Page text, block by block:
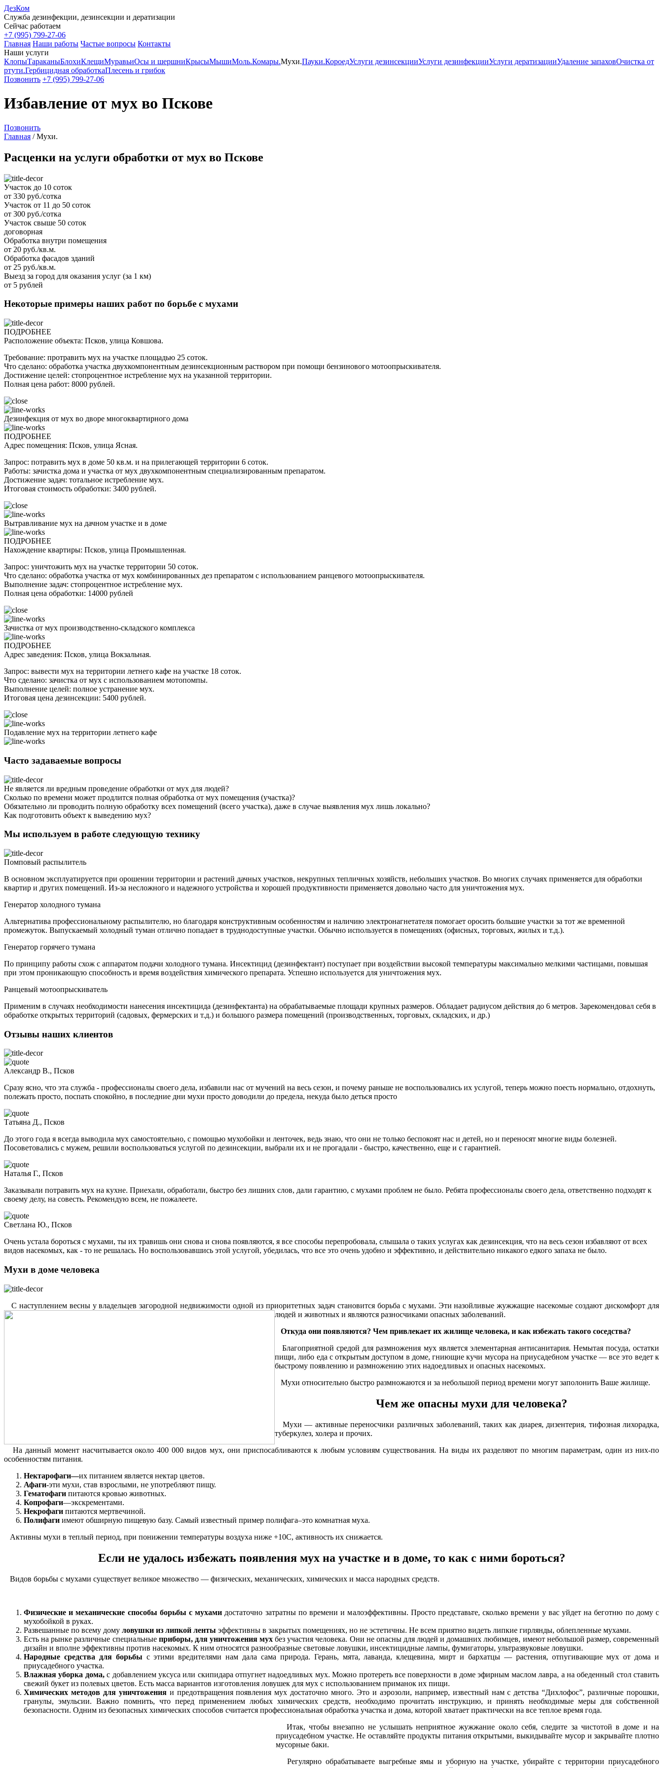
ДезКом
Служба дезинфекции, дезинсекции и дератизации
Сейчас работаем
+7 (995) 799-27-06
Главная Наши работы Частые вопросы Контакты
Наши услуги
КлопыТараканыБлохиКлещиМуравьиОсы и шершниКрысыМышиМоль.Комары.Мухи.Пауки.КороедУслуги дезинсекцииУслуги дезинфекцииУслуги дератизацииУдаление запаховОчистка от
ртути.Гербицидная обработкаПлесень и грибок
Позвонить +7 (995) 799-27-06
Избавление от мух во Пскове
Позвонить
Главная /Мухи.
Расценки на услуги обработки от мух во Пскове
Участок до 10 соток
от 330 руб./сотка
Участок от 11 до 50 соток
от 300 руб./сотка
Участок свыше 50 соток
договорная
Обработка внутри помещения
от 20 руб./кв.м.
Обработка фасадов зданий
от 25 руб./кв.м.
Выезд за город для оказания услуг (за 1 км)
от 5 рублей
Некоторые примеры наших работ по борьбе с мухами
ПОДРОБНЕЕ
Расположение объекта: Псков, улица Ковшова.
Требование: протравить мух на участке площадью 25 соток.
Что сделано: обработка участка двухкомпонентным дезинсекционным раствором при помощи бензинового мотоопрыскивателя.
Достижение целей: стопроцентное истребление мух на указанной территории.
Полная цена работ: 8000 рублей.
Дезинфекция от мух во дворе многоквартирного дома
ПОДРОБНЕЕ
Адрес помещения: Псков, улица Ясная.
Запрос: потравить мух в доме 50 кв.м. и на прилегающей территории 6 соток.
Работы: зачистка дома и участка от мух двухкомпонентным специализированным препаратом.
Достижение задач: тотальное истребление мух.
Итоговая стоимость обработки: 3400 рублей.
Вытравливание мух на дачном участке и в доме
ПОДРОБНЕЕ
Нахождение квартиры: Псков, улица Промышленная.
Запрос: уничтожить мух на участке территории 50 соток.
Что сделано: обработка участка от мух комбинированных дез препаратом с использованием ранцевого мотоопрыскивателя.
Выполнение задач: стопроцентное истребление мух.
Полная цена обработки: 14000 рублей
Зачистка от мух производственно-складского комплекса
ПОДРОБНЕЕ
Адрес заведения: Псков, улица Вокзальная.
Запрос: вывести мух на территории летнего кафе на участке 18 соток.
Что сделано: зачистка от мух с использованием мотопомпы.
Выполнение целей: полное устранение мух.
Итоговая цена дезинсекции: 5400 рублей.
Подавление мух на территории летнего кафе
Часто задаваемые вопросы
Не является ли вредным проведение обработки от мух для людей?
Сколько по времени может продлится полная обработка от мух помещения (участка)?
Обязательно ли проводить полную обработку всех помещений (всего участка), даже в случае выявления мух лишь локально?
Как подготовить объект к выведению мух?
Мы используем в работе следующую технику
Помповый распылитель
В основном эксплуатируется при орошении территории и растений дачных участков, некрупных тепличных хозяйств, небольших участков. Во многих случаях применяется для обработки
квартир и других помещений. Из-за несложного и надежного устройства и хорошей продуктивности применяется довольно часто для уничтожения мух.
Генератор холодного тумана
Альтернатива профессиональному распылителю, но благодаря конструктивным особенностям и наличию электронагнетателя помогает оросить большие участки за тот же временной
промежуток. Выпускаемый холодный туман отлично попадает в труднодоступные участки. Обычно используется в помещениях (офисных, торговых, жилых и т.д.).
Генератор горячего тумана
По принципу работы схож с аппаратом подачи холодного тумана. Инсектицид (дезинфектант) поступает при воздействии высокой температуры максимально мелкими частицами, повышая
при этом проникающую способность и время воздействия химического препарата. Успешно используется для уничтожения мух.
Ранцевый мотоопрыскиватель
Применим в случаях необходимости нанесения инсектицида (дезинфектанта) на обрабатываемые площади крупных размеров. Обладает радиусом действия до 6 метров. Зарекомендовал себя в
обработке открытых территорий (садовых, фермерских и т.д.) и большого размера помещений (производственных, торговых, складских, и др.)
Отзывы наших клиентов
Александр В., Псков
Сразу ясно, что эта служба - профессионалы своего дела, избавили нас от мучений на весь сезон, и почему раньше не воспользовались их услугой, теперь можно поесть нормально, отдохнуть,
полежать просто, поспать спокойно, в последние дни мухи просто доводили до предела, некуда было деться просто
Татьяна Д., Псков
До этого года я всегда выводила мух самостоятельно, с помощью мухобойки и ленточек, ведь знаю, что они не только беспокоят нас и детей, но и переносят многие виды болезней.
Посоветовались с мужем, решили воспользоваться услугой по дезинсекции, выбрали их и не прогадали - быстро, качественно, еще и с гарантией.
Наталья Г., Псков
Заказывали потравить мух на кухне. Приехали, обработали, быстро без лишних слов, дали гарантию, с мухами проблем не было. Ребята профессионалы своего дела, ответственно подходят к
своему делу, на совесть. Рекомендую всем, не пожалеете.
Светлана Ю., Псков
Очень устала бороться с мухами, ты их травишь они снова и снова появляются, я все способы перепробовала, слышала о таких услугах как дезинсекция, что на весь сезон избавляют от всех
видов насекомых, как - то не решалась. Но воспользовавшись этой услугой, убедилась, что все это очень удобно и эффективно, и действительно никакого едкого запаха не было.
Мухи в доме человека
С наступлением весны у владельцев загородной недвижимости одной из приоритетных задач становится борьба с мухами. Эти назойливые жужжащие насекомые создают дискомфорт для
людей и животных и являются разносчиками опасных заболеваний.
Откуда они появляются? Чем привлекает их жилище человека, и как избежать такого соседства?
Благоприятной средой для размножения мух является элементарная антисанитария. Немытая посуда, остатки
пищи, либо еда с открытым доступом в доме, гниющие кучи мусора на приусадебном участке — все это ведет к
быстрому появлению и размножению этих надоедливых и опасных насекомых.
Мухи относительно быстро размножаются и за небольшой период времени могут заполонить Ваше жилище.
Чем же опасны мухи для человека?
Мухи — активные переносчики различных заболеваний, таких как диарея, дизентерия, тифозная лихорадка,
туберкулез, холера и прочих.
На данный момент насчитывается около 400 000 видов мух, они приспосабливаются к любым условиям существования. На виды их разделяют по многим параметрам, один из них-по
особенностям питания.
Нектарофаги—их питанием является нектар цветов.
Афаги-эти мухи, став взрослыми, не употребляют пищу.
Гематофаги питаются кровью животных.
Копрофаги—экскрементами.
Некрофаги питаются мертвечиной.
Полифаги имеют обширную пищевую базу. Самый известный пример полифага–это комнатная муха.
Активны мухи в теплый период, при понижении температуры воздуха ниже +10С, активность их снижается.
Если не удалось избежать появления мух на участке и в доме, то как с ними бороться?
Видов борьбы с мухами существует великое множество — физических, механических, химических и масса народных средств.
Физические и механические способы борьбы с мухами достаточно затратны по времени и малоэффективны. Просто представьте, сколько времени у вас уйдет на беготню по дому с
мухобойкой в руках.
Развешанные по всему дому ловушки из липкой ленты эффективны в закрытых помещениях, но не эстетичны. Не всем приятно видеть липкие гирлянды, облепленные мухами.
Есть на рынке различные специальные приборы, для уничтожения мух без участия человека. Они не опасны для людей и домашних любимцев, имеют небольшой размер, современный
дизайн и вполне эффективны против насекомых. К ним относятся разнообразные световые ловушки, инсектицидные лампы, фумигаторы, ультразвуковые ловушки.
Народные средства для борьбы с этими вредителями нам дала сама природа. Герань, мята, лаванда, клещевина, мирт и бархатцы — растения, отпугивающие мух от дома и
приусадебного участка.
Влажная уборка дома,с добавлением уксуса или скипидара отпугнет надоедливых мух. Можно протереть все поверхности в доме эфирным маслом лавра, а на обеденный стол ставить
свежий букет из полевых цветов. Есть масса вариантов изготовления ловушек для мух с использованием приманок их пищи.
Химических методов для уничтоженияи предотвращения появления мух достаточно много. Это и аэрозоли, например, известный нам с детства “Дихлофос”, различные порошки,
гранулы, эмульсии. Важно помнить, что перед применением любых химических средств, необходимо прочитать инструкцию, и принять необходимые меры для собственной
безопасности. Одним из безопасных химических способов считается профессиональная обработка участка и дома, которой хватает практически на все теплое время года.
Итак, чтобы внезапно не услышать неприятное жужжание около себя, следите за чистотой в доме и на
приусадебном участке. Не оставляйте продукты питания открытыми, выкидывайте мусор и закрывайте плотно
мусорные баки.
Регулярно обрабатываете выгребные ямы и уборную на участке, убирайте с территории приусадебного